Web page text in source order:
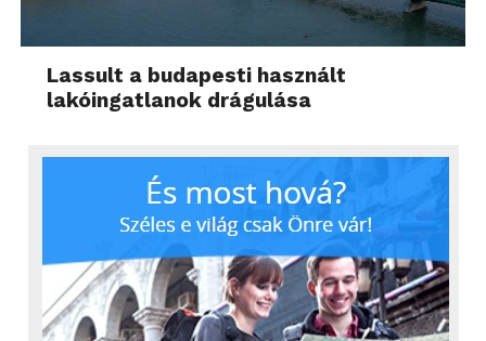
Lassult a budapesti használt
lakóingatlanok drágulása